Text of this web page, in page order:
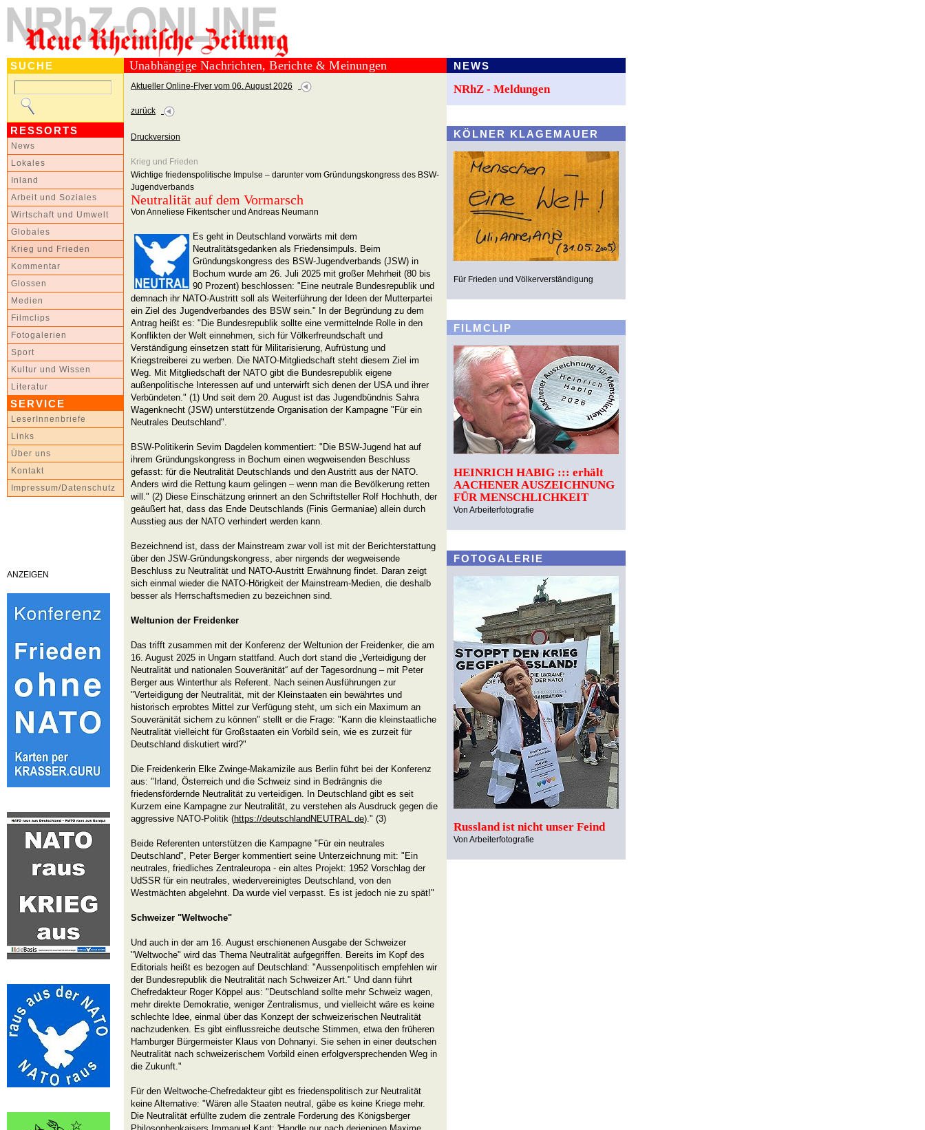
SUCHE
RESSORTS
News
Lokales
Inland
Arbeit und Soziales
Wirtschaft und Umwelt
Globales
Krieg und Frieden
Kommentar
Glossen
Medien
Filmclips
Fotogalerien
Sport
Kultur und Wissen
Literatur
SERVICE
LeserInnenbriefe
Links
Über uns
Kontakt
Impressum/Datenschutz
ANZEIGEN
Unabhängige Nachrichten, Berichte & Meinungen
Aktueller Online-Flyer vom 06. August 2026
zurück
Druckversion
Krieg und Frieden
Wichtige friedenspolitische Impulse – darunter vom Gründungskongress des BSW-
Jugendverbands
Neutralität auf dem Vormarsch
Von Anneliese Fikentscher und Andreas Neumann
Es geht in Deutschland vorwärts mit dem
Neutralitätsgedanken als Friedensimpuls. Beim
Gründungskongress des BSW-Jugendverbands (JSW) in
Bochum wurde am 26. Juli 2025 mit großer Mehrheit (80 bis
90 Prozent) beschlossen: "Eine neutrale Bundesrepublik und
demnach ihr NATO-Austritt soll als Weiterführung der Ideen der Mutterpartei
ein Ziel des Jugendverbandes des BSW sein." In der Begründung zu dem
Antrag heißt es: "Die Bundesrepublik sollte eine vermittelnde Rolle in den
Konflikten der Welt einnehmen, sich für Völkerfreundschaft und
Verständigung einsetzen statt für Militarisierung, Aufrüstung und
Kriegstreiberei zu werben. Die NATO-Mitgliedschaft steht diesem Ziel im
Weg. Mit Mitgliedschaft der NATO gibt die Bundesrepublik eigene
außenpolitische Interessen auf und unterwirft sich denen der USA und ihrer
Verbündeten." (1) Und seit dem 20. August ist das Jugendbündnis Sahra
Wagenknecht (JSW) unterstützende Organisation der Kampagne "Für ein
Neutrales Deutschland".
BSW-Politikerin Sevim Dagdelen kommentiert: "Die BSW-Jugend hat auf
ihrem Gründungskongress in Bochum einen wegweisenden Beschluss
gefasst: für die Neutralität Deutschlands und den Austritt aus der NATO.
Anders wird die Rettung kaum gelingen – wenn man die Bevölkerung retten
will." (2) Diese Einschätzung erinnert an den Schriftsteller Rolf Hochhuth, der
geäußert hat, dass das Ende Deutschlands (Finis Germaniae) allein durch
Ausstieg aus der NATO verhindert werden kann.
Bezeichnend ist, dass der Mainstream zwar voll ist mit der Berichterstattung
über den JSW-Gründungskongress, aber nirgends der wegweisende
Beschluss zu Neutralität und NATO-Austritt Erwähnung findet. Daran zeigt
sich einmal wieder die NATO-Hörigkeit der Mainstream-Medien, die deshalb
besser als Herrschaftsmedien zu bezeichnen sind.
Weltunion der Freidenker
Das trifft zusammen mit der Konferenz der Weltunion der Freidenker, die am
16. August 2025 in Ungarn stattfand. Auch dort stand die „Verteidigung der
Neutralität und nationalen Souveränität“ auf der Tagesordnung – mit Peter
Berger aus Winterthur als Referent. Nach seinen Ausführungen zur
"Verteidigung der Neutralität, mit der Kleinstaaten ein bewährtes und
historisch erprobtes Mittel zur Verfügung steht, um sich ein Maximum an
Souveränität sichern zu können" stellt er die Frage: "Kann die kleinstaatliche
Neutralität vielleicht für Großstaaten ein Vorbild sein, wie es zurzeit für
Deutschland diskutiert wird?"
Die Freidenkerin Elke Zwinge-Makamizile aus Berlin führt bei der Konferenz
aus: "Irland, Österreich und die Schweiz sind in Bedrängnis die
friedensfördernde Neutralität zu verteidigen. In Deutschland gibt es seit
Kurzem eine Kampagne zur Neutralität, zu verstehen als Ausdruck gegen die
aggressive NATO-Politik (https://deutschlandNEUTRAL.de)." (3)
Beide Referenten unterstützen die Kampagne "Für ein neutrales
Deutschland", Peter Berger kommentiert seine Unterzeichnung mit: "Ein
neutrales, friedliches Zentraleuropa - ein altes Projekt: 1952 Vorschlag der
UdSSR für ein neutrales, wiedervereinigtes Deutschland, von den
Westmächten abgelehnt. Da wurde viel verpasst. Es ist jedoch nie zu spät!"
Schweizer "Weltwoche"
Und auch in der am 16. August erschienenen Ausgabe der Schweizer
"Weltwoche" wird das Thema Neutralität aufgegriffen. Bereits im Kopf des
Editorials heißt es bezogen auf Deutschland: "Aussenpolitisch empfehlen wir
der Bundesrepublik die Neutralität nach Schweizer Art." Und dann führt
Chefredakteur Roger Köppel aus: "Deutschland sollte mehr Schweiz wagen,
mehr direkte Demokratie, weniger Zentralismus, und vielleicht wäre es keine
schlechte Idee, einmal über das Konzept der schweizerischen Neutralität
nachzudenken. Es gibt einflussreiche deutsche Stimmen, etwa den früheren
Hamburger Bürgermeister Klaus von Dohnanyi. Sie sehen in einer deutschen
Neutralität nach schweizerischem Vorbild einen erfolgversprechenden Weg in
die Zukunft."
Für den Weltwoche-Chefredakteur gibt es friedenspolitisch zur Neutralität
keine Alternative: "Wären alle Staaten neutral, gäbe es keine Kriege mehr.
Die Neutralität erfüllte zudem die zentrale Forderung des Königsberger
NEWS
NRhZ - Meldungen
KÖLNER KLAGEMAUER
Für Frieden und Völkerverständigung
FILMCLIP
HEINRICH HABIG ::: erhält
AACHENER AUSZEICHNUNG
FÜR MENSCHLICHKEIT
Von Arbeiterfotografie
FOTOGALERIE
Russland ist nicht unser Feind
Von Arbeiterfotografie